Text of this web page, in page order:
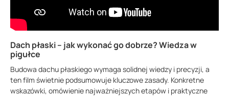
Dach płaski – jak wykonać go dobrze? Wiedza w
pigułce
Budowa dachu płaskiego wymaga solidnej wiedzy i precyzji, a
ten film świetnie podsumowuje kluczowe zasady. Konkretne
wskazówki, omówienie najważniejszych etapów i praktyczne